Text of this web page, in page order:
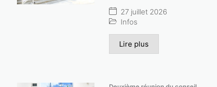
27 juillet 2026
Infos
Lire plus